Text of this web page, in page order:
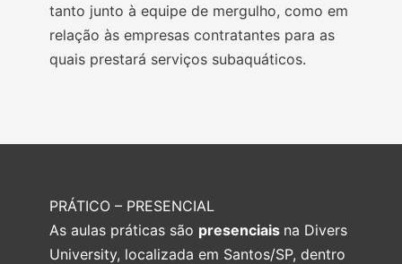
tanto junto à equipe de mergulho, como em
relação às empresas contratantes para as
quais prestará serviços subaquáticos.
PRÁTICO – PRESENCIAL
As aulas práticas são presenciais na Divers
University, localizada em Santos/SP, dentro